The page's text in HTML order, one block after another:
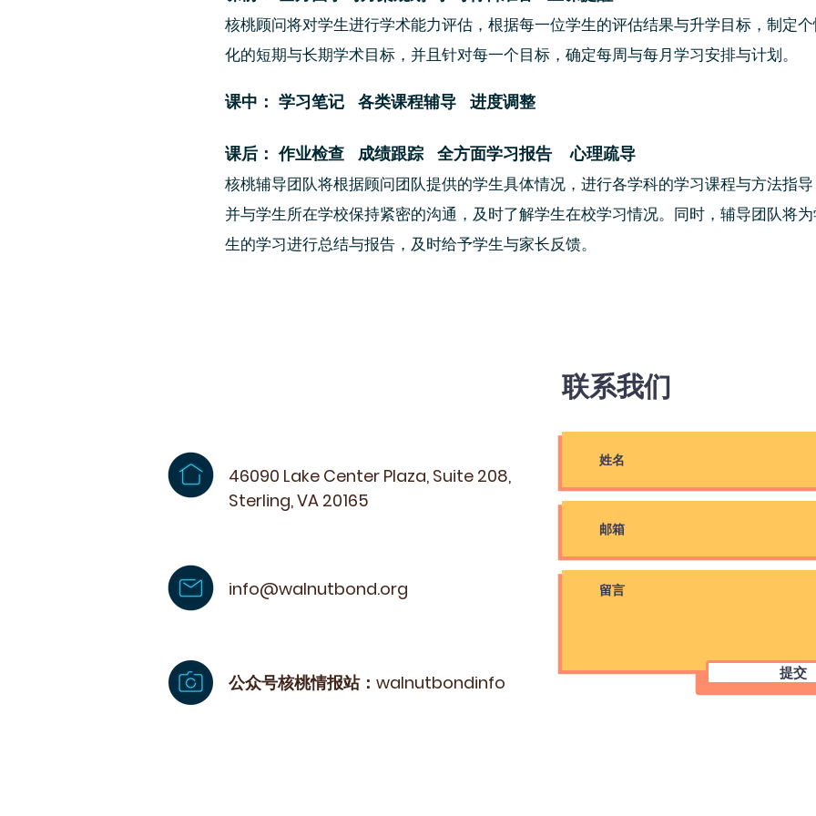
核桃顾问将对学生进行学术能力评估，根据每一位学生的评估结果与升学目标，制定个
化的短期与长期学术目标，并且针对每一个目标，确定每周与每月学习安排与计划。
​课中： 学习笔记 各类课程辅导 进度调整
​​课后： 作业检查 成绩跟踪 全方面学习报告 心理疏导
核桃辅导团队将根据顾问团队提供的学生具体情况，进行各学科的学习课程与方法指导
并与学生所在学校保持紧密的沟通，及时了解学生在校学习情况。同时，辅导团队将为
生的学习进行总结与报告，及时给予学生与家长反馈。
46090 Lake Center Plaza, Suite 208,
Sterling, VA 20165
info@walnutbond.org
​公众号核桃情报站：walnutbondinfo
联系我们
提交